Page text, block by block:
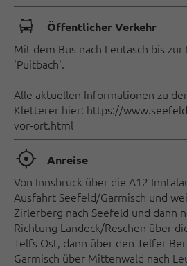
🕞 Öffentlicher Verkehr
Mit dem Bus nach Leutasch bis
'Puitbach'.
Alle aktuellen Informationen zu
Kletterer hier: https://
vor-ort.html
🞞 Anreise
Von Innsbruck über die A12
Ausfahrt Seefeld/Garmisch und
Zirlerberg nach Seefeld und dann
Richtung Landeck/Reschen über
Telfs Ost, dann über den Telfer
Garmisch über Mittenwald nach